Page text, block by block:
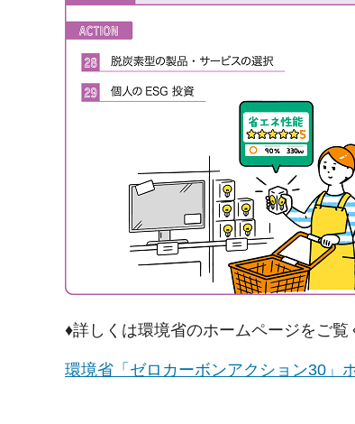
♦詳しくは環境省のホームページをご覧
環境省「ゼロカーボンアクション30」